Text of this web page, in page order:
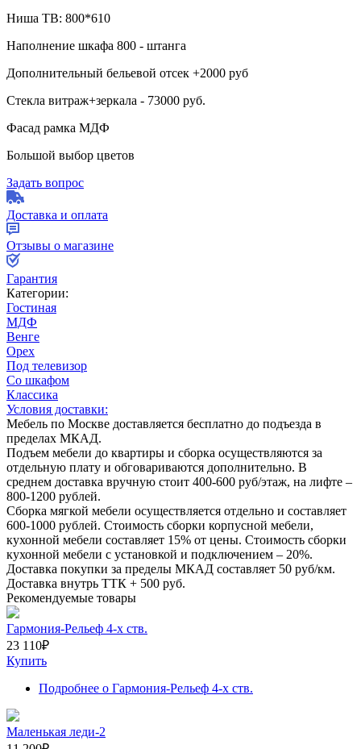
Ниша ТВ: 800*610
Наполнение шкафа 800 - штанга
Дополнительный бельевой отсек +2000 руб
Стекла витраж+зеркала - 73000 руб.
Фасад рамка МДФ
Большой выбор цветов
Задать вопрос
Доставка и оплата
Отзывы о магазине
Гарантия
Категории:
Гостиная
МДФ
Венге
Орех
Под телевизор
Со шкафом
Классика
Условия доставки:
Мебель по Москве доставляется бесплатно до подъезда в
пределах МКАД.
Подъем мебели до квартиры и сборка осуществляются за
отдельную плату и обговариваются дополнительно. В
среднем доставка вручную стоит 400-600 руб/этаж, на лифте –
800-1200 рублей.
Сборка мягкой мебели осуществляется отдельно и составляет
600-1000 рублей. Стоимость сборки корпусной мебели,
кухонной мебели составляет 15% от цены. Стоимость сборки
кухонной мебели с установкой и подключением – 20%.
Доставка покупки за пределы МКАД составляет 50 руб/км.
Доставка внутрь ТТК + 500 руб.
Рекомендуемые товары
Гармония-Рельеф 4-х ств.
23 110₽
Купить
Подробнее о Гармония-Рельеф 4-х ств.
Маленькая леди-2